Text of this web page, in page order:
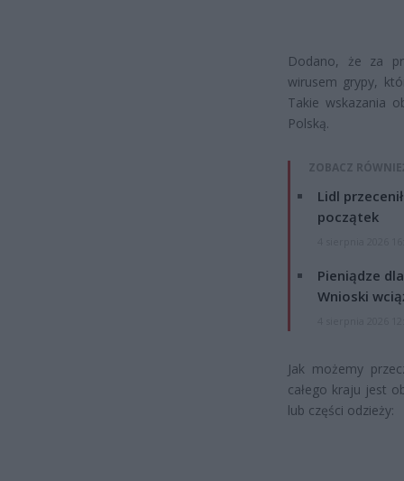
Dodano, że za
wirusem grypy,
Takie wskazania
Polską.
ZOBACZ
Lidl
początek
Pieniądze
Wnioski
Jak możemy
całego kraju jest
lub części odzieży: